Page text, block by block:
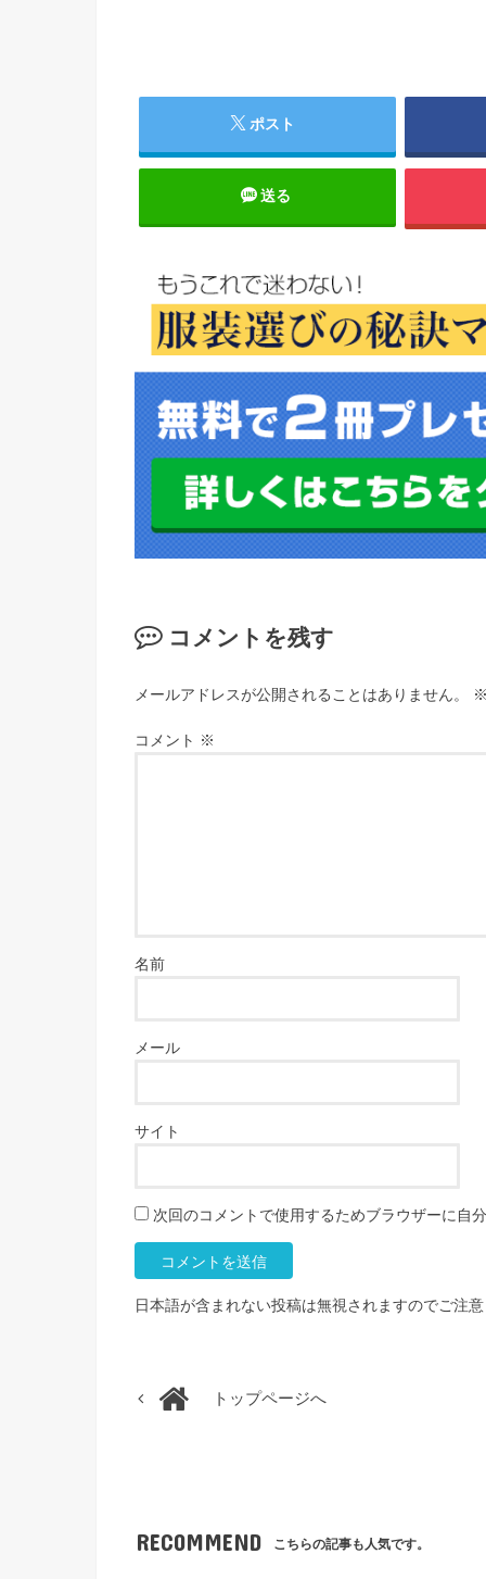
ポスト
送る
コメントを残す
メールアドレスが公開されることはありません。
コメント ※
名前
メール
サイト
次回のコメントで使用するためブラウザーに自
日本語が含まれない投稿は無視されますのでご注
トップページへ
RECOMMEND こちらの記事も人気です。